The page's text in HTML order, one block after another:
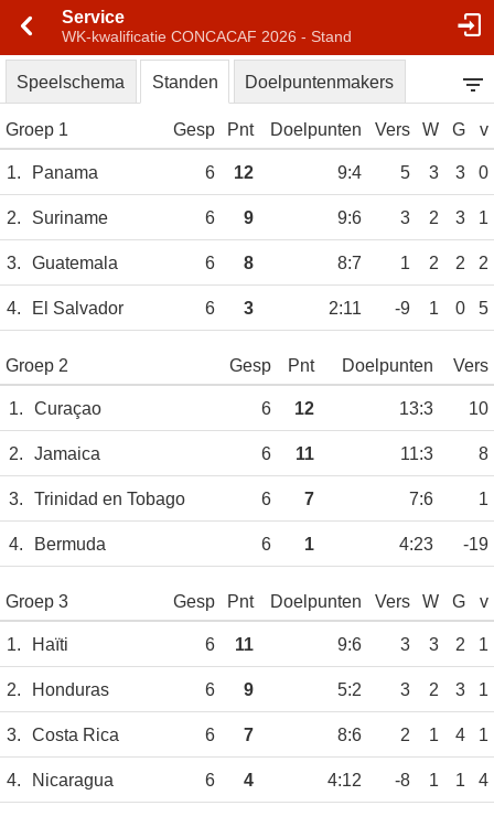
Service
WK-kwalificatie CONCACAF 2026 - Stand
Speelschema Standen Doelpuntenmakers
Groep 1 Gesp Pnt Doelpunten Vers W G v
1. Panama 6 12 9:4 5 3 3 0
2. Suriname 6 9 9:6 3 2 3 1
3. Guatemala 6 8 8:7 1 2 2 2
4. El Salvador 6 3 2:11 -9 1 0 5
Groep 2 Gesp Pnt Doelpunten Vers
1. Curaçao 6 12 13:3 10
2. Jamaica 6 11 11:3 8
3. Trinidad en Tobago 6 7 7:6 1
4. Bermuda 6 1 4:23 -19
Groep 3 Gesp Pnt Doelpunten Vers W G v
1. Haïti 6 11 9:6 3 3 2 1
2. Honduras 6 9 5:2 3 2 3 1
3. Costa Rica 6 7 8:6 2 1 4 1
4. Nicaragua 6 4 4:12 -8 1 1 4